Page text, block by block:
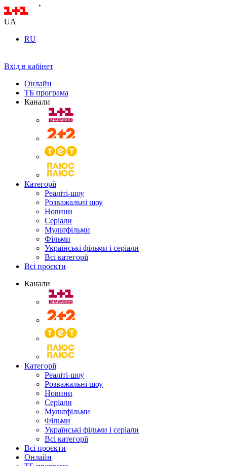
UA
RU
Вхід в кабінет
Онлайн
ТБ програма
Канали
Категорії
Реаліті-шоу
Розважальні шоу
Новини
Серіали
Мультфільми
Фільми
Українські фільми і серіали
Всі категорії
Всі проєкти
Канали
Категорії
Реаліті-шоу
Розважальні шоу
Новини
Серіали
Мультфільми
Фільми
Українські фільми і серіали
Всі категорії
Всі проєкти
Онлайн